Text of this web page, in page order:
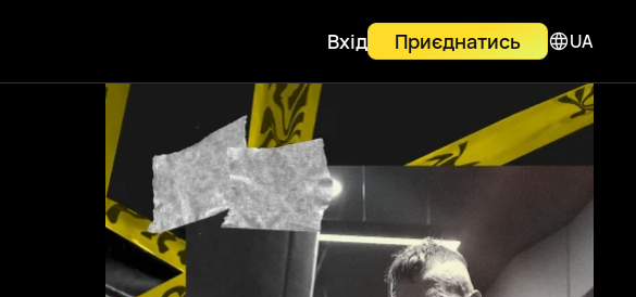
Вхід Приєднатись UA